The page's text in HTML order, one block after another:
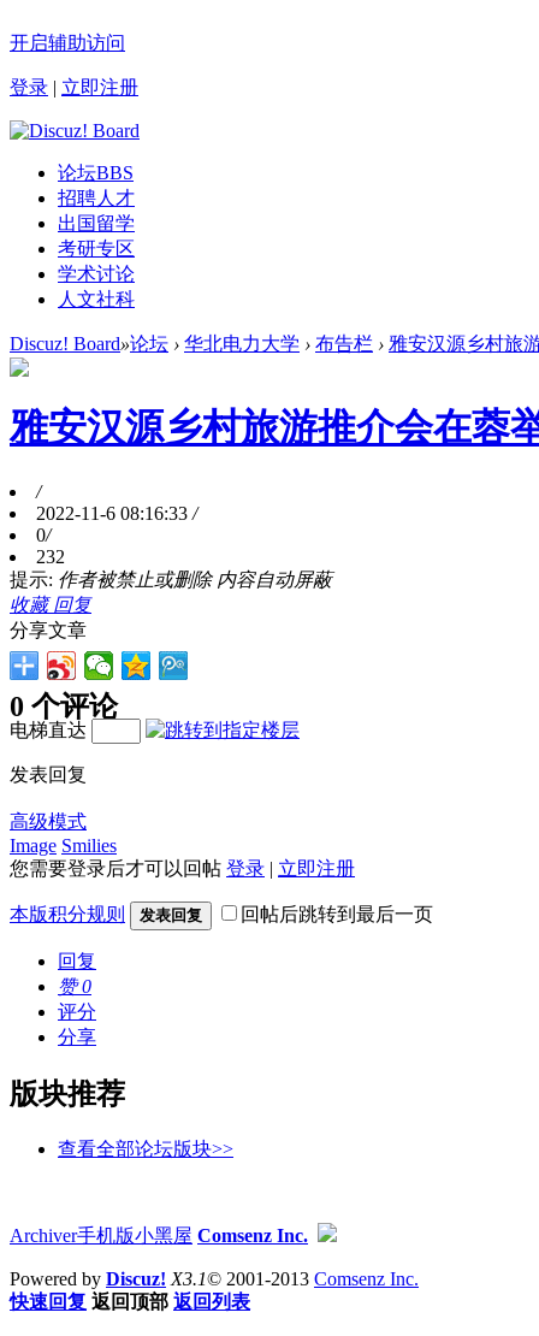
开启辅助访问
登录 | 立即注册
论坛BBS
招聘人才
出国留学
考研专区
学术讨论
人文社科
Discuz! Board»论坛 › 华北电力大学 › 布告栏 › 雅安汉源乡村旅
雅安汉源乡村旅游推介会在蓉
/
2022-11-6 08:16:33 /
0/
232
提示: 作者被禁止或删除 内容自动屏蔽
收藏回复
分享文章
0 个评论
电梯直达
发表回复
高级模式
Image Smilies
您需要登录后才可以回帖 登录 | 立即注册
本版积分规则 发表回复 回帖后跳转到最后一页
回复
赞0
评分
分享
版块推荐
查看全部论坛版块>>
Archiver手机版小黑屋 Comsenz Inc.
Powered by Discuz! X3.1© 2001-2013 Comsenz Inc.
快速回复 返回顶部 返回列表